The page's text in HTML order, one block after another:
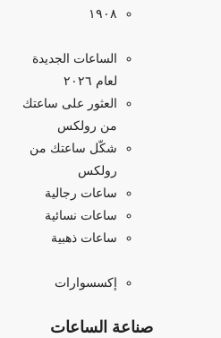
۱۹۰۸
الساعات الجديدة
لعام ٢٠٢٦
العثور على ساعتك
من رولكس
شكّل ساعتك من
رولكس
ساعات رجالية
ساعات نسائية
ساعات ذهبية
إكسسوارات
صناعة الساعات